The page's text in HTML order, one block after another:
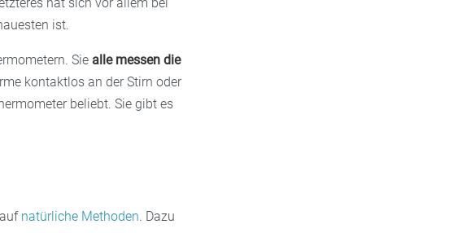
hat sich vor allem bei
ist.
Sie alle messen die
kontaktlos an der Stirn oder
beliebt. Sie gibt es
natürliche Methoden. Dazu